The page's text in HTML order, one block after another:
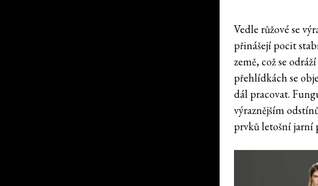
Vedle růžové se
přinášejí pocit
země, což se
přehlídkách se
dál pracovat.
výraznějším
prvků letošní jarní